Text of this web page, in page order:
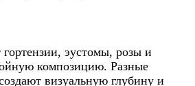
гортензии, эустомы, розы и
композицию. Разные
визуальную глубину и